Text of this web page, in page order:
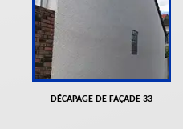
DÉCAPAGE DE FAÇADE 33